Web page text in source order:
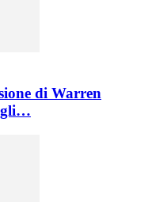
di Warren